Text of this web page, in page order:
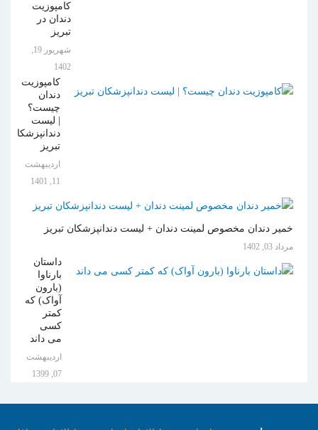
کامپوزیت
دندان در
تبریز
شهریور 19,
1402
کامپوزیت
دندان
چیست؟
| لیست
دندانپزشکان
تبریز
ارديبهشت
11, 1401
خمیر دندان مخصوص لمینت دندان + لیست دندانپزشکان تبریز
مرداد 03, 1402
داستان
بارناوا
(بارون
آواک) که
کمتر
کسی
می داند
ارديبهشت
07, 1399